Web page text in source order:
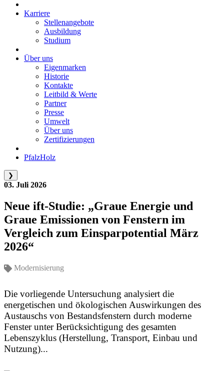
Karriere
Stellenangebote
Ausbildung
Studium
Über uns
Eigenmarken
Historie
Kontakte
Leitbild & Werte
Partner
Presse
Umwelt
Über uns
Zertifizierungen
PfalzHolz
❯
03. Juli 2026
Neue ift-Studie: „Graue Energie und
Graue Emissionen von Fenstern im
Vergleich zum Einsparpotential März
2026“
Modernisierung
Die vorliegende Untersuchung analysiert die
energetischen und ökologischen Auswirkungen des
Austauschs von Bestandsfenstern durch moderne
Fenster unter Berücksichtigung des gesamten
Lebenszyklus (Herstellung, Transport, Einbau und
Nutzung)...